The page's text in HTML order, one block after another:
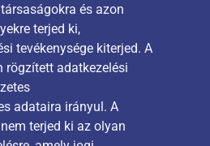
és azon
terjed ki,
tevékenysége kiterjed. A
rögzített adatkezelési
adataira irányul. A
terjed ki az olyan